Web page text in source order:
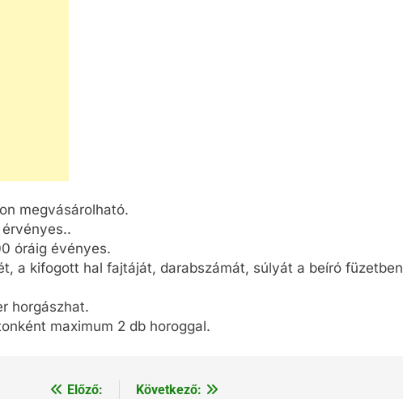
megvásárolható.
óráig évényes.
a kifogott hal fajtáját, darabszámát, súlyát a beíró füzetben
horgászhat.
maximum 2 db horoggal.
Előző:
Következő: